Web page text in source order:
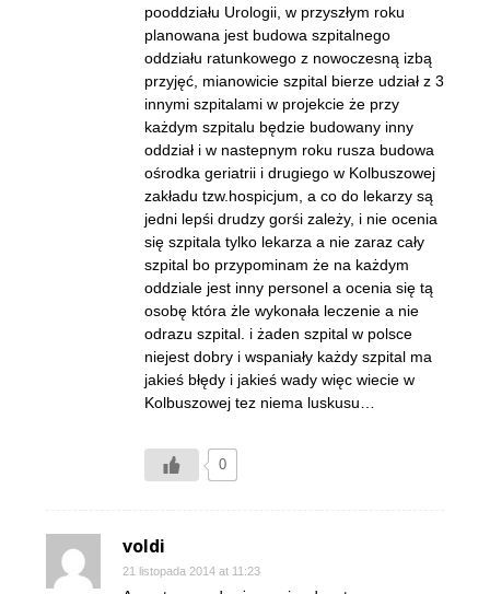
pooddziału Urologii, w przyszłym roku
planowana jest budowa szpitalnego
oddziału ratunkowego z nowoczesną izbą
przyjęć, mianowicie szpital bierze udział z 3
innymi szpitalami w projekcie że przy
każdym szpitalu będzie budowany inny
oddział i w nastepnym roku rusza budowa
ośrodka geriatrii i drugiego w Kolbuszowej
zakładu tzw.hospicjum, a co do lekarzy są
jedni lepśi drudzy gorśi zależy, i nie ocenia
się szpitala tylko lekarza a nie zaraz cały
szpital bo przypominam że na każdym
oddziale jest inny personel a ocenia się tą
osobę która żle wykonała leczenie a nie
odrazu szpital. i żaden szpital w polsce
niejest dobry i wspaniały każdy szpital ma
jakieś błędy i jakieś wady więc wiecie w
Kolbuszowej tez niema luskusu…
0
voldi
21 listopada 2014 at 11:23